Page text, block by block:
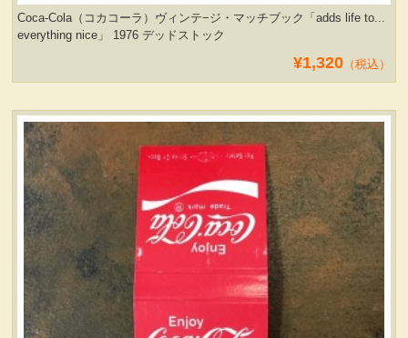
Coca-Cola（コカコーラ）ヴィンテ−ジ・マッチブック「adds life to...
everything nice」 1976 デッドストック
¥1,320（税込）